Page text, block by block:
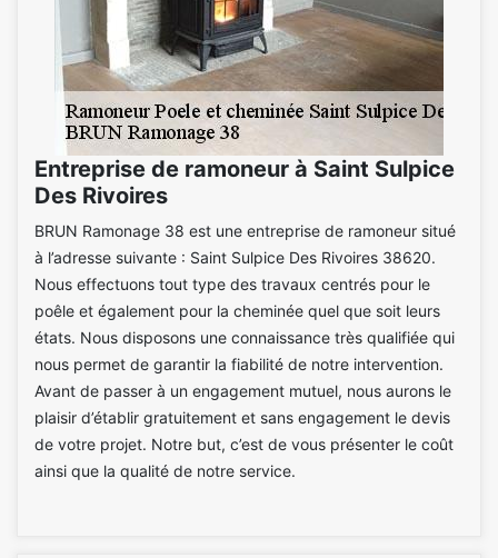
Entreprise de ramoneur à Saint Sulpice
Des Rivoires
BRUN Ramonage 38 est une entreprise de ramoneur situé
à l’adresse suivante : Saint Sulpice Des Rivoires 38620.
Nous effectuons tout type des travaux centrés pour le
poêle et également pour la cheminée quel que soit leurs
états. Nous disposons une connaissance très qualifiée qui
nous permet de garantir la fiabilité de notre intervention.
Avant de passer à un engagement mutuel, nous aurons le
plaisir d’établir gratuitement et sans engagement le devis
de votre projet. Notre but, c’est de vous présenter le coût
ainsi que la qualité de notre service.